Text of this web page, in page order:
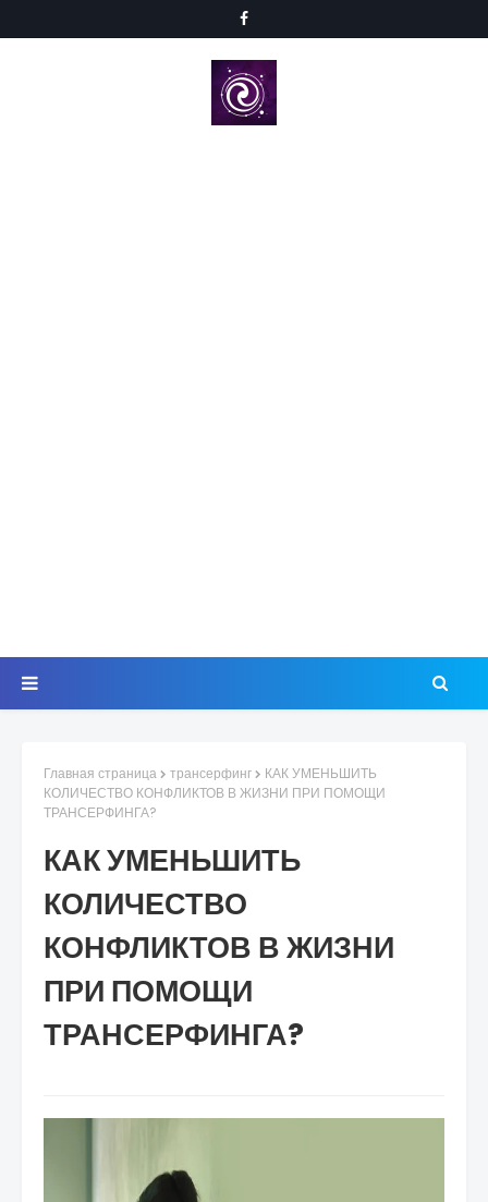
Главная страница трансерфинг
КАК УМЕНЬШИТЬ
КОЛИЧЕСТВО КОНФЛИКТОВ В ЖИЗНИ ПРИ ПОМОЩИ
ТРАНСЕРФИНГА?
КАК УМЕНЬШИТЬ
КОЛИЧЕСТВО
КОНФЛИКТОВ В ЖИЗНИ
ПРИ ПОМОЩИ
ТРАНСЕРФИНГА?